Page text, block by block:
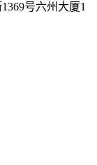
号六州大厦1